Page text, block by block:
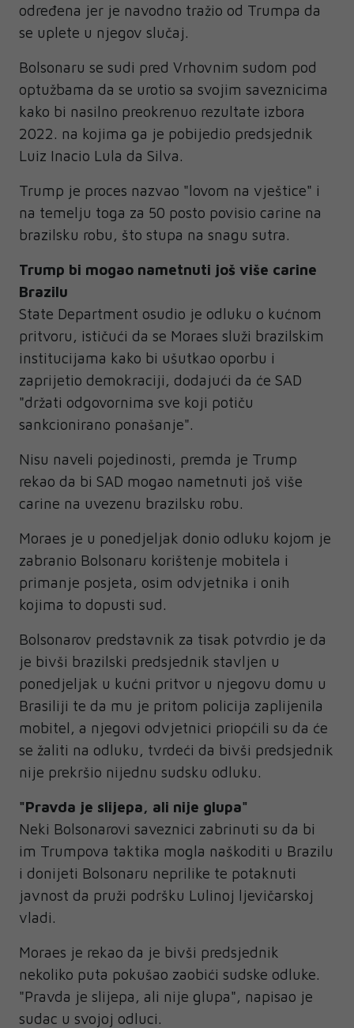
određena jer je navodno tražio od Trumpa da
se uplete u njegov slučaj.
Bolsonaru se sudi pred Vrhovnim sudom pod
optužbama da se urotio sa svojim saveznicima
kako bi nasilno preokrenuo rezultate izbora
2022. na kojima ga je pobijedio predsjednik
Luiz Inacio Lula da Silva.
Trump je proces nazvao "lovom na vještice" i
na temelju toga za 50 posto povisio carine na
brazilsku robu, što stupa na snagu sutra.
Trump bi mogao nametnuti još više carine
Brazilu
State Department osudio je odluku o kućnom
pritvoru, ističući da se Moraes služi brazilskim
institucijama kako bi ušutkao oporbu i
zaprijetio demokraciji, dodajući da će SAD
"držati odgovornima sve koji potiču
sankcionirano ponašanje".
Nisu naveli pojedinosti, premda je Trump
rekao da bi SAD mogao nametnuti još više
carine na uvezenu brazilsku robu.
Moraes je u ponedjeljak donio odluku kojom je
zabranio Bolsonaru korištenje mobitela i
primanje posjeta, osim odvjetnika i onih
kojima to dopusti sud.
Bolsonarov predstavnik za tisak potvrdio je da
je bivši brazilski predsjednik stavljen u
ponedjeljak u kućni pritvor u njegovu domu u
Brasiliji te da mu je pritom policija zaplijenila
mobitel, a njegovi odvjetnici priopćili su da će
se žaliti na odluku, tvrdeći da bivši predsjednik
nije prekršio nijednu sudsku odluku.
"Pravda je slijepa, ali nije glupa"
Neki Bolsonarovi saveznici zabrinuti su da bi
im Trumpova taktika mogla naškoditi u Brazilu
i donijeti Bolsonaru neprilike te potaknuti
javnost da pruži podršku Lulinoj ljevičarskoj
vladi.
Moraes je rekao da je bivši predsjednik
nekoliko puta pokušao zaobići sudske odluke.
"Pravda je slijepa, ali nije glupa", napisao je
sudac u svojoj odluci.